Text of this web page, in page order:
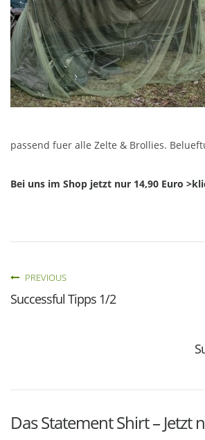
passend fuer alle Zelte & Brollies.
Bei uns im Shop jetzt nur 14,90 Euro
PREVIOUS
Successful Tipps 1/2
Das Statement Shirt – Jetzt